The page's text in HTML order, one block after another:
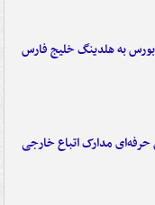
مدارک اتباع خارجی